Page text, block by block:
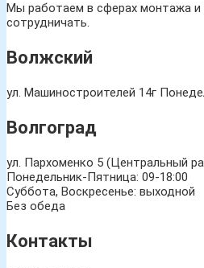
Мы работаем в сферах монтажа и
сотрудничать.
Волжский
ул. Машиностроителей 14г
Волгоград
ул. Пархоменко 5 (Центральный
Понедельник-Пятница: 09-18:00
Суббота, Воскресенье: выходной
Без обеда
Контакты